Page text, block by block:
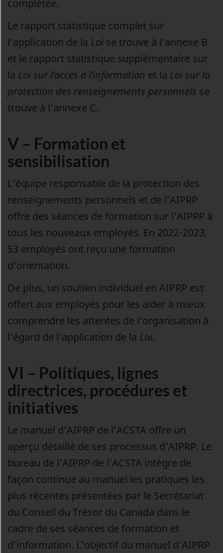
complétée.
Le rapport statistique complet sur
l’application de la Loi se trouve à l’annexe B
et le rapport statistique supplémentaire sur
la Loi sur l’accès à l’information et la Loi sur la
protection des renseignements personnels se
trouve à l’annexe C.
V – Formation et
sensibilisation
L’équipe responsable de la protection des
renseignements personnels et de l’AIPRP
offre des séances de formation sur l’AIPRP à
tous les nouveaux employés. En 2022-2023,
53 employés ont reçu une formation
d’orientation.
De plus, un soutien individuel en AIPRP est
offert aux employés pour les aider à mieux
comprendre les attentes de l’organisation à
l’égard de l’application de la Loi.
VI – Politiques, lignes
directrices, procédures et
initiatives
Le manuel d’AIPRP de l’ACSTA offre un
aperçu détaillé de ses processus d’AIPRP. Le
bureau de l’AIPRP de l’ACSTA intègre de
façon continue au manuel les pratiques les
plus récentes présentées par le Secrétariat
du Conseil du Trésor du Canada dans le
cadre de ses séances de formation et
d’information. L’objectif du manuel d’AIPRP